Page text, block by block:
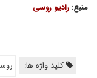
منبع: رادیو روسی
کلید واژه ها: